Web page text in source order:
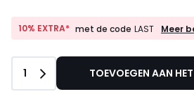
van
€
15%
10% EXTRA* met de code LAST
10%
code
LAST
Meer
Aantal
1 TOEVOEGEN AAN